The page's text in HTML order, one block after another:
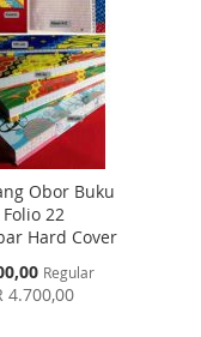
Obor Buku
22
Hard Cover
Regular
4.700,00